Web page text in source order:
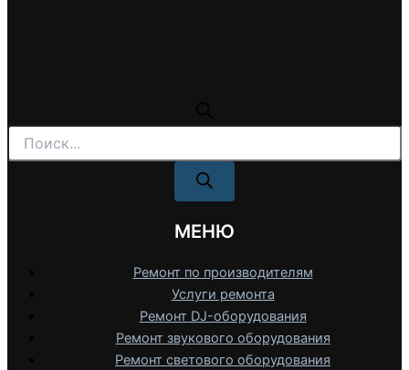
Поиск
товаров
МЕНЮ
Ремонт по производителям
Услуги ремонта
Ремонт DJ-оборудования
Ремонт звукового оборудования
Ремонт светового оборудования